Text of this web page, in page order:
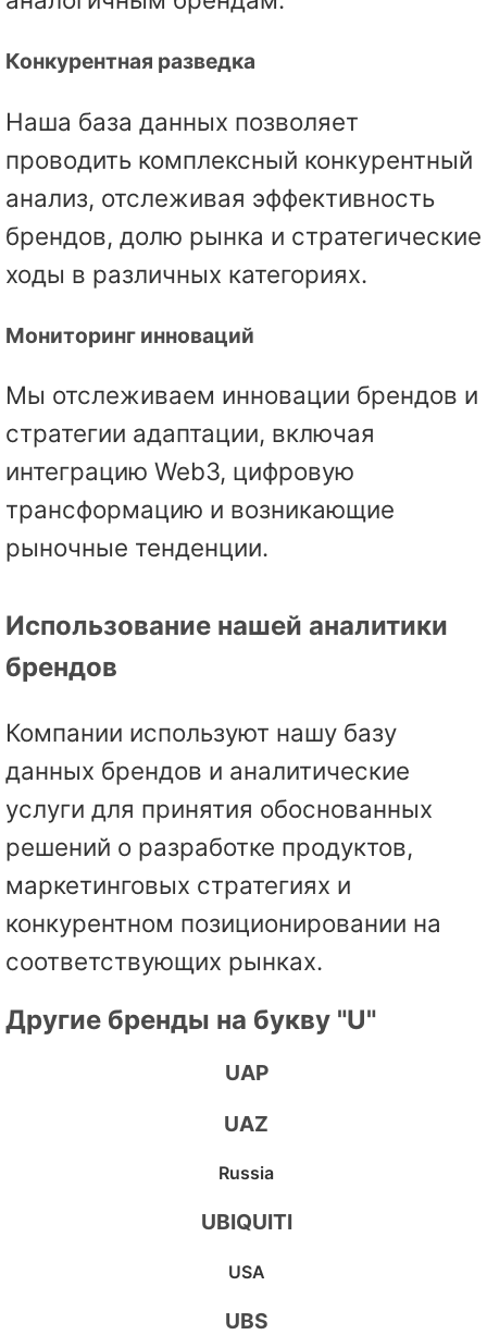
Конкурентная разведка
Наша база данных позволяет
проводить комплексный конкурентный
анализ, отслеживая эффективность
брендов, долю рынка и стратегические
ходы в различных категориях.
Мониторинг инноваций
Мы отслеживаем инновации брендов и
стратегии адаптации, включая
интеграцию Web3, цифровую
трансформацию и возникающие
рыночные тенденции.
Использование нашей аналитики
брендов
Компании используют нашу базу
данных брендов и аналитические
услуги для принятия обоснованных
решений о разработке продуктов,
маркетинговых стратегиях и
конкурентном позиционировании на
соответствующих рынках.
Другие бренды на букву "U"
UAP
UAZ
Russia
UBIQUITI
USA
UBS